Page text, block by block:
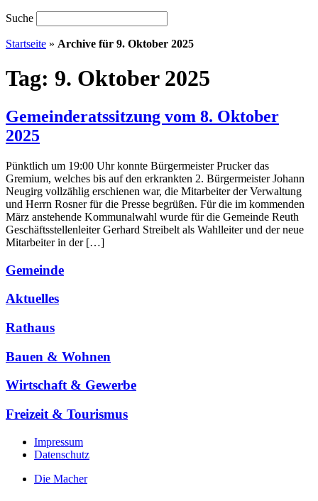
Suche
Startseite » Archive für 9. Oktober 2025
Tag: 9. Oktober 2025
Gemeinderatssitzung vom 8. Oktober
2025
Pünktlich um 19:00 Uhr konnte Bürgermeister Prucker das
Gremium, welches bis auf den erkrankten 2. Bürgermeister Johann
Neugirg vollzählig erschienen war, die Mitarbeiter der Verwaltung
und Herrn Rosner für die Presse begrüßen. Für die im kommenden
März anstehende Kommunalwahl wurde für die Gemeinde Reuth
Geschäftsstellenleiter Gerhard Streibelt als Wahlleiter und der neue
Mitarbeiter in der […]
Gemeinde
Aktuelles
Rathaus
Bauen & Wohnen
Wirtschaft & Gewerbe
Freizeit & Tourismus
Impressum
Datenschutz
Die Macher